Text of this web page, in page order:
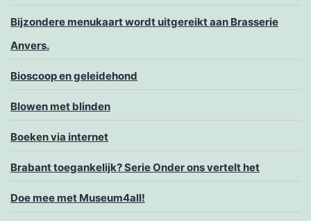
Bijzondere menukaart wordt uitgereikt aan Brasserie
Anvers.
Bioscoop en geleidehond
Blowen met blinden
Boeken via internet
Brabant toegankelijk? Serie Onder ons vertelt het
Doe mee met Museum4all!